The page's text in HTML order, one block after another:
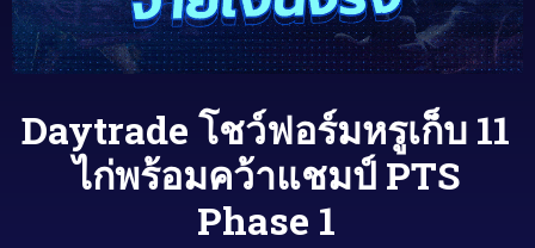
Daytrade โชว์ฟอร์มหรูเก็บ 11
ไก่พร้อมคว้าแชมป์ PTS
Phase 1